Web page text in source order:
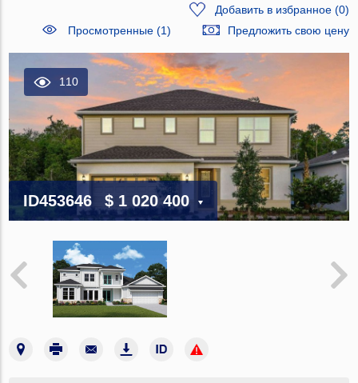
Добавить в избранное(0)
Просмотренные (1)
Предложить свою цену
110
ID453646 $ 1 020 400